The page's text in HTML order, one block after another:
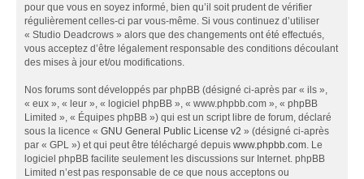
pour que vous en soyez informé, bien qu’il soit prudent de vérifier
régulièrement celles-ci par vous-même. Si vous continuez d’utiliser
« Studio Deadcrows » alors que des changements ont été effectués,
vous acceptez d’être légalement responsable des conditions découlant
des mises à jour et/ou modifications.
Nos forums sont développés par phpBB (désigné ci-après par « ils »,
« eux », « leur », « logiciel phpBB », « www.phpbb.com », « phpBB
Limited », « Équipes phpBB ») qui est un script libre de forum, déclaré
sous la licence « GNU General Public License v2 » (désigné ci-après
par « GPL ») et qui peut être téléchargé depuis www.phpbb.com. Le
logiciel phpBB facilite seulement les discussions sur Internet. phpBB
Limited n’est pas responsable de ce que nous acceptons ou